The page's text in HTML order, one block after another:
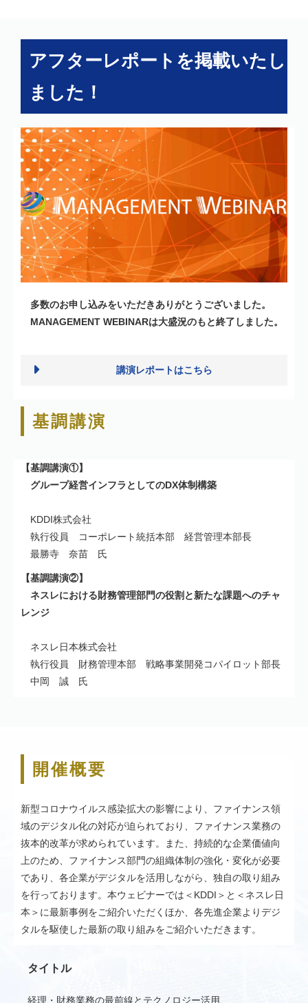
アフターレポートを掲載いたし
ました！
多数のお申し込みをいただきありがとうございました。
MANAGEMENT WEBINARは大盛況のもと終了しました。
講演レポートはこちら
基調講演
【基調講演①】
グループ経営インフラとしてのDX体制構築
KDDI株式会社
執行役員 コーポレート統括本部 経営管理本部長
最勝寺 奈苗 氏
【基調講演②】
ネスレにおける財務管理部門の役割と新たな課題へのチャ
レンジ
ネスレ日本株式会社
執行役員 財務管理本部 戦略事業開発コパイロット部長
中岡 誠 氏
開催概要
新型コロナウイルス感染拡大の影響により、ファイナンス領
域のデジタル化の対応が迫られており、ファイナンス業務の
抜本的改革が求められています。また、持続的な企業価値向
上のため、ファイナンス部門の組織体制の強化・変化が必要
であり、各企業がデジタルを活用しながら、独自の取り組み
を行っております。本ウェビナーでは＜KDDI＞と＜ネスレ日
本＞に最新事例をご紹介いただくほか、各先進企業よりデジ
タルを駆使した最新の取り組みをご紹介いただきます。
タイトル
経理・財務業務の最前線とテクノロジー活用